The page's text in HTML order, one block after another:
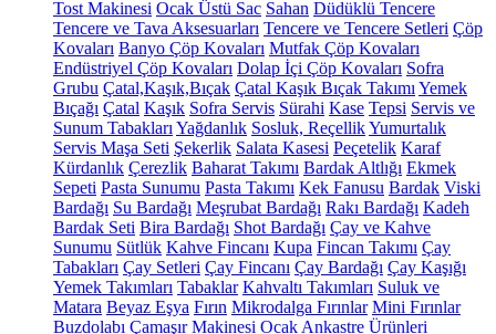
Tost Makinesi Ocak Üstü Sac Sahan Düdüklü Tencere
Tencere ve Tava Aksesuarları Tencere ve Tencere Setleri Çöp
Kovaları Banyo Çöp Kovaları Mutfak Çöp Kovaları
Endüstriyel Çöp Kovaları Dolap İçi Çöp Kovaları Sofra
Grubu Çatal,Kaşık,Bıçak Çatal Kaşık Bıçak Takımı Yemek
Bıçağı Çatal Kaşık Sofra Servis Sürahi Kase Tepsi Servis ve
Sunum Tabakları Yağdanlık Sosluk, ReçellikYumurtalık
Servis Maşa Seti Şekerlik Salata Kasesi Peçetelik Karaf
Kürdanlık Çerezlik Baharat Takımı Bardak Altlığı Ekmek
Sepeti Pasta Sunumu Pasta Takımı Kek Fanusu Bardak Viski
Bardağı Su Bardağı Meşrubat Bardağı Rakı Bardağı Kadeh
Bardak Seti Bira Bardağı Shot Bardağı Çay ve Kahve
Sunumu Sütlük Kahve Fincanı Kupa Fincan Takımı Çay
Tabakları Çay Setleri Çay Fincanı Çay Bardağı Çay Kaşığı
Yemek Takımları Tabaklar Kahvaltı Takımları Suluk ve
Matara Beyaz Eşya Fırın Mikrodalga Fırınlar Mini Fırınlar
Buzdolabı Çamaşır Makinesi Ocak Ankastre Ürünleri